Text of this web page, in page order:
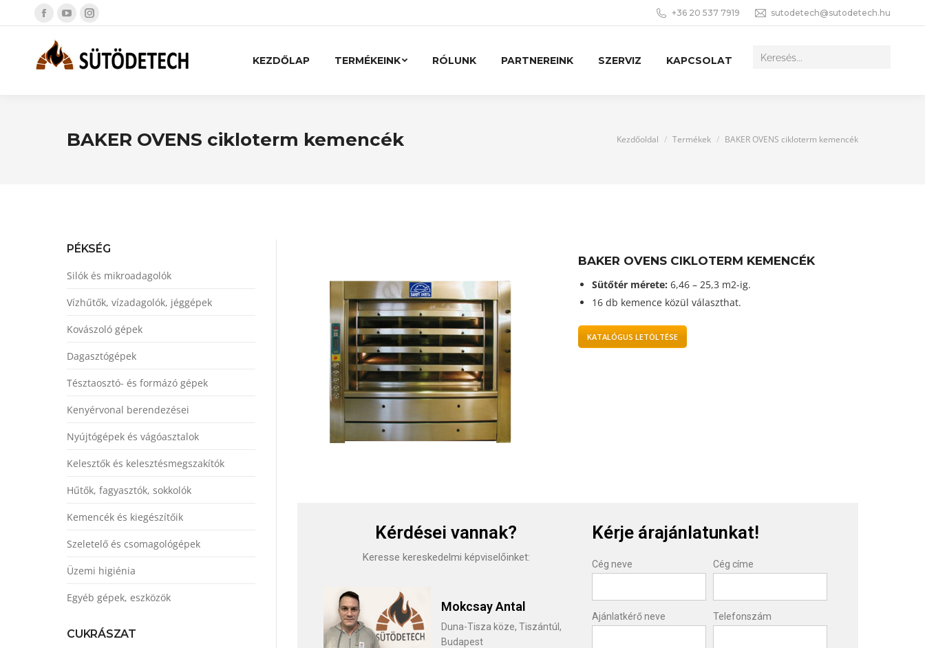
+36 20 537 7919 sutodetech@sutodetech.hu
KEZDŐLAP TERMÉKEINK RÓLUNK PARTNEREINK SZERVIZ KAPCSOLAT
BAKER OVENS cikloterm kemencék You are here:
Kezdőoldal Termékek BAKER OVENS cikloterm kemencék
BAKER OVENS CIKLOTERM KEMENCÉK
Sütőtér mérete: 6,46 – 25,3 m2-ig.
16 db kemence közül választhat.
KATALÓGUS LETÖLTÉSE
Kérdései vannak?
Keresse kereskedelmi képviselőinket:
Mokcsay Antal
Duna-Tisza köze, Tiszántúl,
Budapest
Kérje árajánlatunkat!
Cég neve Cég címe
Ajánlatkérő neve Telefonszám
PÉKSÉG
Silók és mikroadagolók
Vízhűtők, vízadagolók, jéggépek
Kovászoló gépek
Dagasztógépek
Tésztaosztó- és formázó gépek
Kenyérvonal berendezései
Nyújtógépek és vágóasztalok
Kelesztők és kelesztésmegszakítók
Hűtők, fagyasztók, sokkolók
Kemencék és kiegészítőik
Szeletelő és csomagológépek
Üzemi higiénia
Egyéb gépek, eszközök
CUKRÁSZAT